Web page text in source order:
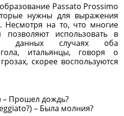
Passato Prossimo
нужны для выражения
Несмотря на то, что многие
позволяют использовать в
случаях оба
итальянцы, говоря о
скорее воспользуются
– Прошел дождь?
– Была молния?